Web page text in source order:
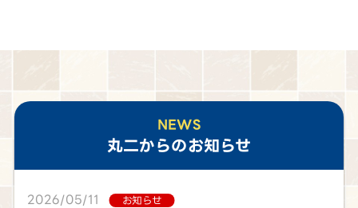
NEWS
丸二からのお知らせ
2026/05/11 お知らせ